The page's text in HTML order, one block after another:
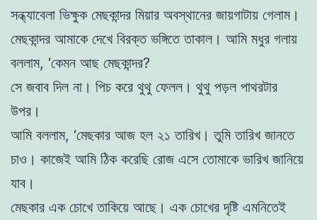
সন্ধ্যাবেলা ভিক্ষুক মেছকান্দর মিয়ার অবস্থানের জায়গাটায় গেলাম।
মেছকান্দর আমাকে দেখে বিরক্ত ভঙ্গিতে তাকাল। আমি মধুর গলায়
বললাম, ‘কেমন আছ মেছকান্দর?
সে জবাব দিল না। পিচ করে থুথু ফেলল। থুথু পড়ল পাথরটার
উপর।
আমি বললাম, ‘মেছকার আজ হল ২১ তারিখ। তুমি তারিখ জানতে
চাও। কাজেই আমি ঠিক করেছি রােজ এসে তােমাকে ভারিখ জানিয়ে
যাব।
মেছকার এক চোখে তাকিয়ে আছে। এক চোখের দৃষ্টি এমনিতেই